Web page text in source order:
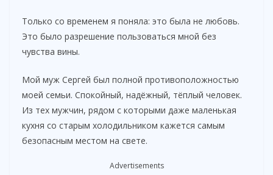
Только со временем я поняла: это была не любовь.
Это было разрешение пользоваться мной без
чувства вины.
Мой муж Сергей был полной противоположностью
моей семьи. Спокойный, надёжный, тёплый человек.
Из тех мужчин, рядом с которыми даже маленькая
кухня со старым холодильником кажется самым
безопасным местом на свете.
Advertisements